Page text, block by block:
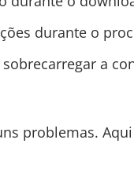
durante o
a
problemas.